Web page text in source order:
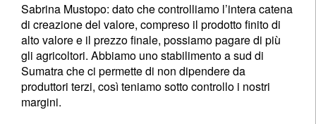
Sabrina Mustopo: dato che controlliamo l’intera catena
di creazione del valore, compreso il prodotto finito di
alto valore e il prezzo finale, possiamo pagare di più
gli agricoltori. Abbiamo uno stabilimento a sud di
Sumatra che ci permette di non dipendere da
produttori terzi, così teniamo sotto controllo i nostri
margini.
registrati ora